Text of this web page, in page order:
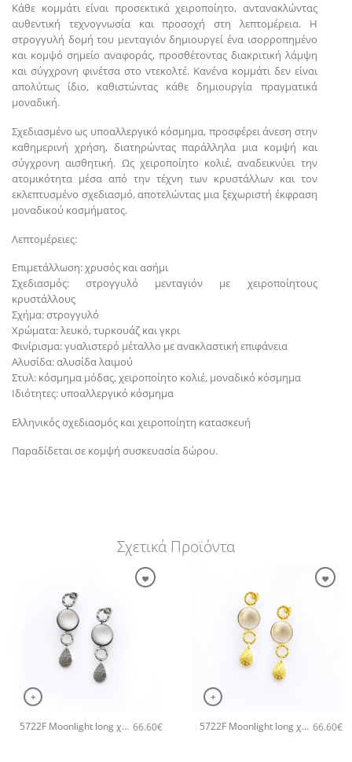
Κάθε κομμάτι είναι προσεκτικά χειροποίητο, αντανακλώντας
αυθεντική τεχνογνωσία και προσοχή στη λεπτομέρεια. Η
στρογγυλή δομή του μενταγιόν δημιουργεί ένα ισορροπημένο
και κομψό σημείο αναφοράς, προσθέτοντας διακριτική λάμψη
και σύγχρονη φινέτσα στο ντεκολτέ. Κανένα κομμάτι δεν είναι
απολύτως ίδιο, καθιστώντας κάθε δημιουργία πραγματικά
μοναδική.
Σχεδιασμένο ως υποαλλεργικό κόσμημα, προσφέρει άνεση στην
καθημερινή χρήση, διατηρώντας παράλληλα μια κομψή και
σύγχρονη αισθητική. Ως χειροποίητο κολιέ, αναδεικνύει την
ατομικότητα μέσα από την τέχνη των κρυστάλλων και τον
εκλεπτυσμένο σχεδιασμό, αποτελώντας μια ξεχωριστή έκφραση
μοναδικού κοσμήματος.
Λεπτομέρειες:
Επιμετάλλωση: χρυσός και ασήμι
Σχεδιασμός: στρογγυλό μενταγιόν με χειροποίητους
κρυστάλλους
Σχήμα: στρογγυλό
Χρώματα: λευκό, τυρκουάζ και γκρι
Φινίρισμα: γυαλιστερό μέταλλο με ανακλαστική επιφάνεια
Αλυσίδα: αλυσίδα λαιμού
Στυλ: κόσμημα μόδας, χειροποίητο κολιέ, μοναδικό κόσμημα
Ιδιότητες: υποαλλεργικό κόσμημα
Ελληνικός σχεδιασμός και χειροποίητη κατασκευή
Παραδίδεται σε κομψή συσκευασία δώρου.
Σχετικά Προϊόντα
+
5722F Moonlight long χειροποίητα σκουλαρίκια Catherine bijoux Γκρι 66.60€
+
5722F Moonlight long χειροποίητα σκουλαρίκια Catherine bijoux Άσπρο 66.60€